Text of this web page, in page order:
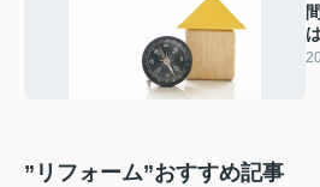
”リフォーム”おすすめ記事